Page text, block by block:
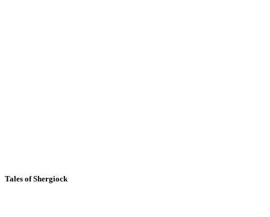
Tales of Shergiock